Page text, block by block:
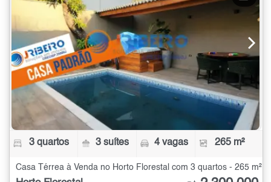
3 quartos 3 suítes 4 vagas 265 m²
Casa Térrea à Venda no Horto Florestal com 3 quartos - 265 m²